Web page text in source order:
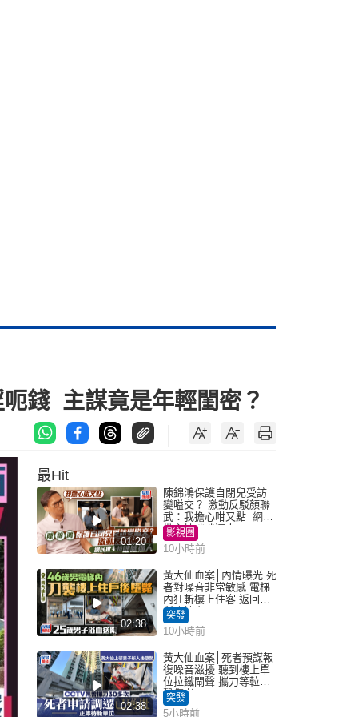
錢 主謀竟是年輕閨密？
最Hit
01:20
陳錦鴻保護自閉兒受訪
變嗌交？ 激動反駁顏聯
武：我擔心咁又點 網民
批主持咄咄逼人
影視圈
10小時前
02:38
黃大仙血案│內情曝光 死
者對噪音非常敏感 電梯
內狂斬樓上住客 返回住
所墮樓亡
突發
10小時前
02:38
黃大仙血案│死者預謀報
復噪音滋擾 聽到樓上單
位拉鐵閘聲 攜刀等𨋢伏
擊傷者
突發
5小時前